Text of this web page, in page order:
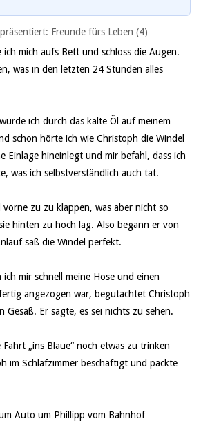
Freunde fürs Leben (4)
mich aufs Bett und schloss die Augen.
was in den letzten 24 Stunden alles
ich durch das kalte Öl auf meinem
schon hörte ich wie Christoph die Windel
Einlage hineinlegt und mir befahl, dass ich
was ich selbstverständlich auch tat.
vorne zu zu klappen, was aber nicht so
hinten zu hoch lag. Also begann er von
saß die Windel perfekt.
mir schnell meine Hose und einen
angezogen war, begutachtet Christoph
Gesäß. Er sagte, es sei nichts zu sehen.
„ins Blaue“ noch etwas zu trinken
im Schlafzimmer beschäftigt und packte
Auto um Phillipp vom Bahnhof